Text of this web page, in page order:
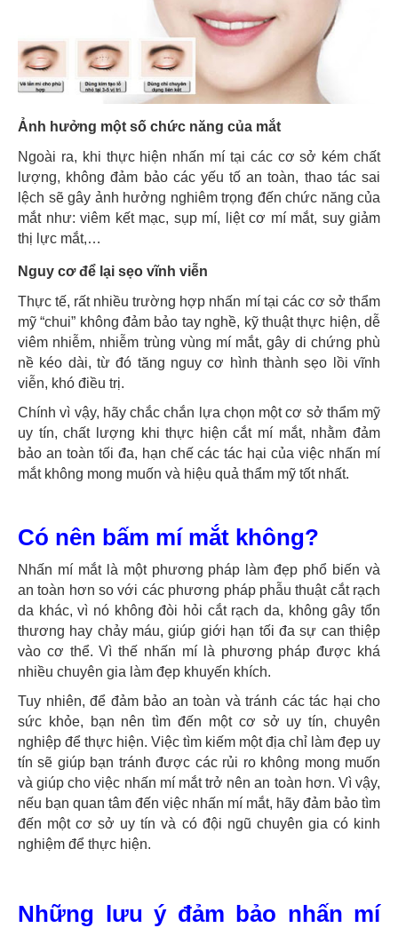
Ảnh hưởng một số chức năng của mắt
Ngoài ra, khi thực hiện nhấn mí tại các cơ sở kém chất
lượng, không đảm bảo các yếu tố an toàn, thao tác sai
lệch sẽ gây ảnh hưởng nghiêm trọng đến chức năng của
mắt như: viêm kết mạc, sụp mí, liệt cơ mí mắt, suy giảm
thị lực mắt,…
Nguy cơ để lại sẹo vĩnh viễn
Thực tế, rất nhiều trường hợp nhấn mí tại các cơ sở thẩm
mỹ “chui” không đảm bảo tay nghề, kỹ thuật thực hiện, dễ
viêm nhiễm, nhiễm trùng vùng mí mắt, gây di chứng phù
nề kéo dài, từ đó tăng nguy cơ hình thành sẹo lồi vĩnh
viễn, khó điều trị.
Chính vì vậy, hãy chắc chắn lựa chọn một cơ sở thẩm mỹ
uy tín, chất lượng khi thực hiện cắt mí mắt, nhằm đảm
bảo an toàn tối đa, hạn chế các tác hại của việc nhấn mí
mắt không mong muốn và hiệu quả thẩm mỹ tốt nhất.
Có nên bấm mí mắt không?
Nhấn mí mắt là một phương pháp làm đẹp phổ biến và
an toàn hơn so với các phương pháp phẫu thuật cắt rạch
da khác, vì nó không đòi hỏi cắt rạch da, không gây tổn
thương hay chảy máu, giúp giới hạn tối đa sự can thiệp
vào cơ thể. Vì thế nhấn mí là phương pháp được khá
nhiều chuyên gia làm đẹp khuyến khích.
Tuy nhiên, để đảm bảo an toàn và tránh các tác hại cho
sức khỏe, bạn nên tìm đến một cơ sở uy tín, chuyên
nghiệp để thực hiện. Việc tìm kiếm một địa chỉ làm đẹp uy
tín sẽ giúp bạn tránh được các rủi ro không mong muốn
và giúp cho việc nhấn mí mắt trở nên an toàn hơn. Vì vậy,
nếu bạn quan tâm đến việc nhấn mí mắt, hãy đảm bảo tìm
đến một cơ sở uy tín và có đội ngũ chuyên gia có kinh
nghiệm để thực hiện.
Những lưu ý đảm bảo nhấn mí